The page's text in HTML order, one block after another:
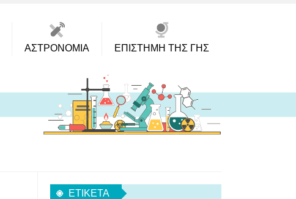
ΑΣΤΡΟΝΟΜΊΑ ΕΠΙΣΤΉΜΗ ΤΗΣ ΓΗΣ
ΕΤΙΚΈΤΑ